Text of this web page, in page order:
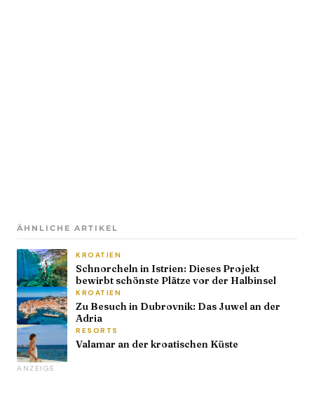
ÄHNLICHE ARTIKEL
KROATIEN
Schnorcheln in Istrien: Dieses Projekt
bewirbt schönste Plätze vor der Halbinsel
KROATIEN
Zu Besuch in Dubrovnik: Das Juwel an der
Adria
RESORTS
Valamar an der kroatischen Küste
ANZEIGE